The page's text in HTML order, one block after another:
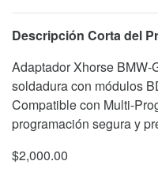
Descripción Corta del
Adaptador Xhorse
soldadura con módulos
Compatible con Multi-
programación segura y
$2,000.00